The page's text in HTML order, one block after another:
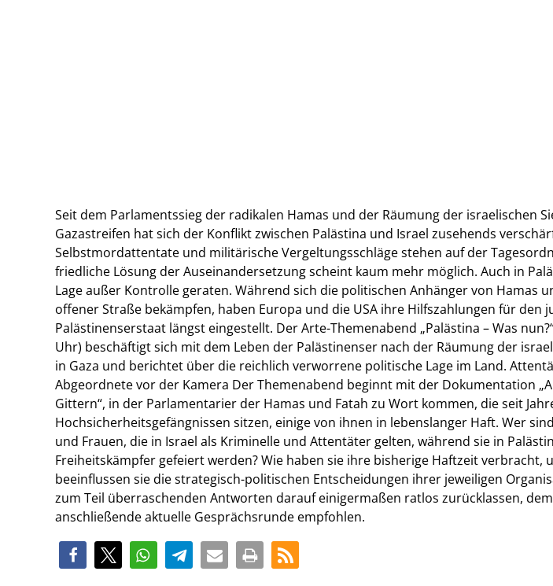
Seit dem Parlamentssieg der radikalen Hamas und der Räumung der israelischen
Gazastreifen hat sich der Konflikt zwischen Palästina und Israel zusehends
Selbstmordattentate und militärische Vergeltungsschläge stehen auf der
friedliche Lösung der Auseinandersetzung scheint kaum mehr möglich. Auch in
Lage außer Kontrolle geraten. Während sich die politischen Anhänger von Hamas
offener Straße bekämpfen, haben Europa und die USA ihre Hilfszahlungen für den
Palästinenserstaat längst eingestellt. Der Arte-Themenabend „Palästina – Was
Uhr) beschäftigt sich mit dem Leben der Palästinenser nach der Räumung der
in Gaza und berichtet über die reichlich verworrene politische Lage im Land.
Abgeordnete vor der Kamera Der Themenabend beginnt mit der Dokumentation
Gittern“, in der Parlamentarier der Hamas und Fatah zu Wort kommen, die seit
Hochsicherheitsgefängnissen sitzen, einige von ihnen in lebenslanger Haft. Wer
und Frauen, die in Israel als Kriminelle und Attentäter gelten, während sie in
Freiheitskämpfer gefeiert werden? Wie haben sie ihre bisherige Haftzeit verbracht,
beeinflussen sie die strategisch-politischen Entscheidungen ihrer jeweiligen
zum Teil überraschenden Antworten darauf einigermaßen ratlos zurücklassen,
anschließende aktuelle Gesprächsrunde empfohlen.